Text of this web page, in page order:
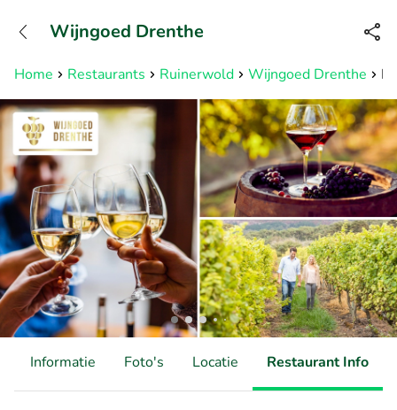
Bereikbaar tot 23:00 uur
Home Restaurants Ruinerwold Wijngoed Drenthe
Wijngoed Drenthe
Informatie Foto's Locatie Restaurant Info